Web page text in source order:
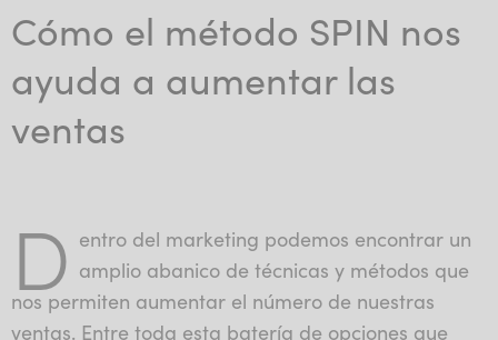
Cómo el método SPIN nos
ayuda a aumentar las
ventas
D entro del marketing podemos encontrar un
amplio abanico de técnicas y métodos que
nos permiten aumentar el número de nuestras
ventas. Entre toda esta batería de opciones que